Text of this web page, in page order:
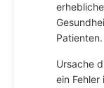
Patienten.
Ursache
ein Fehler